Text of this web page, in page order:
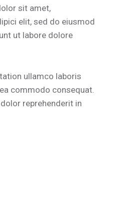
sit amet,
elit, sed do eiusmod
ut labore dolore
ullamco laboris
commodo consequat.
reprehenderit in